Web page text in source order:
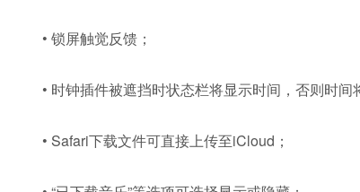
• 锁屏触觉反馈；
• 时钟插件被遮挡时状态栏将显示时间，否则时间
• Safari下载文件可直接上传至iCloud；